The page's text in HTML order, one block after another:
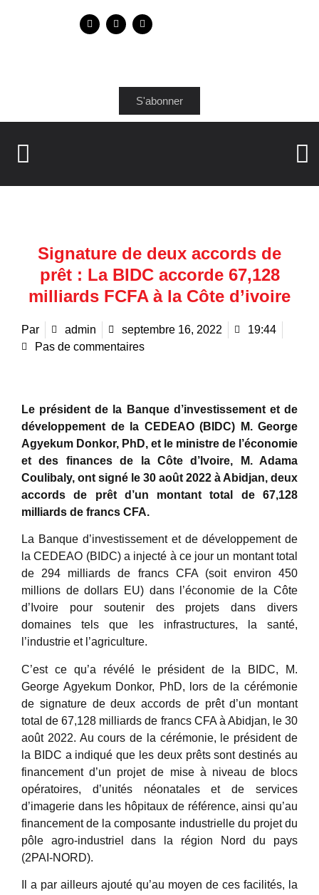
S'abonner
Signature de deux accords de
prêt : La BIDC accorde 67,128
milliards FCFA à la Côte d’ivoire
Par admin septembre 16, 2022
19:44
Pas de commentaires
Le président de la Banque d’investissement et de
développement de la CEDEAO (BIDC) M. George
Agyekum Donkor, PhD, et le ministre de l’économie
et des finances de la Côte d’Ivoire, M. Adama
Coulibaly, ont signé le 30 août 2022 à Abidjan, deux
accords de prêt d’un montant total de 67,128
milliards de francs CFA.
La Banque d’investissement et de développement de
la CEDEAO (BIDC) a injecté à ce jour un montant total
de 294 milliards de francs CFA (soit environ 450
millions de dollars EU) dans l’économie de la Côte
d’Ivoire pour soutenir des projets dans divers
domaines tels que les infrastructures, la santé,
l’industrie et l’agriculture.
C’est ce qu’a révélé le président de la BIDC, M.
George Agyekum Donkor, PhD, lors de la cérémonie
de signature de deux accords de prêt d’un montant
total de 67,128 milliards de francs CFA à Abidjan, le 30
août 2022. Au cours de la cérémonie, le président de
la BIDC a indiqué que les deux prêts sont destinés au
financement d’un projet de mise à niveau de blocs
opératoires, d’unités néonatales et de services
d’imagerie dans les hôpitaux de référence, ainsi qu’au
financement de la composante industrielle du projet du
pôle agro-industriel dans la région Nord du pays
(2PAI-NORD).
Il a par ailleurs ajouté qu’au moyen de ces facilités, la